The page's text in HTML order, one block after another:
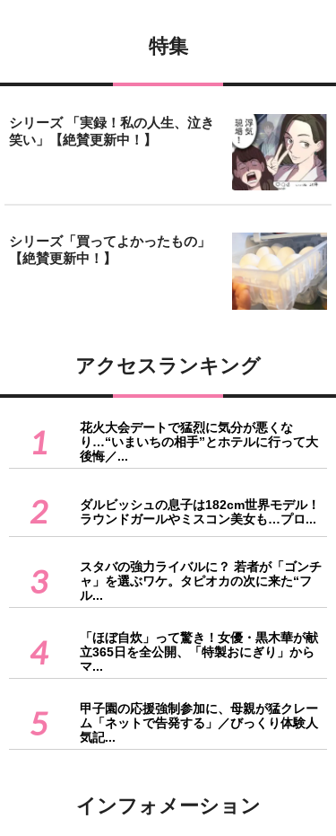
特集
シリーズ 「実録！私の人生、泣き
笑い」【絶賛更新中！】
シリーズ「買ってよかったもの」
【絶賛更新中！】
アクセスランキング
1
花火大会デートで猛烈に気分が悪くな
り…“いまいちの相手”とホテルに行って大
後悔／...
2
ダルビッシュの息子は182cm世界モデル！
ラウンドガールやミスコン美女も…プロ...
3
スタバの強力ライバルに？ 若者が「ゴンチ
ャ」を選ぶワケ。タピオカの次に来た“フ
ル...
4
「ほぼ自炊」って驚き！女優・黒木華が献
立365日を全公開、「特製おにぎり」から
マ...
5
甲子園の応援強制参加に、母親が猛クレー
ム「ネットで告発する」／びっくり体験人
気記...
インフォメーション